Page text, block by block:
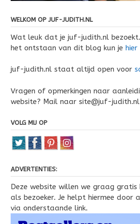
WELKOM OP JUF-JUDITH.NL
Wat leuk dat je juf-judith.nl bezoekt.
het ontstaan van dit blog kun je hier
juf-judith.nl staat altijd open voor
Vragen of opmerkingen naar
website? Mail naar site@juf-judith.nl
VOLG MIJ OP
ADVERTENTIES:
Deze website willen we graag gratis
als bezoeker. Je helpt hiermee door
via onderstaande link.